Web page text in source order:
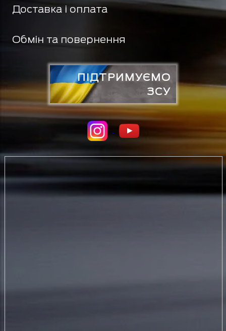
Доставка і оплата
Обмін та повернення
ПІДТРИМУЄМО
ЗСУ